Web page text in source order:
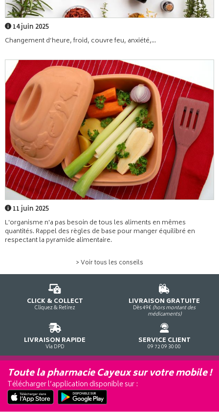
14 juin 2025
Changement d’heure, froid, couvre feu, anxiété,...
11 juin 2025
L'organisme n'a pas besoin de tous les aliments en mêmes
quantités. Rappel des règles de base pour manger équilibré en
respectant la pyramide alimentaire.
> Voir tous les conseils
CLICK & COLLECT
Cliquez & Retirez
LIVRAISON GRATUITE
Dès 49€ (hors montant des
médicaments)
LIVRAISON RAPIDE
Via DPD
SERVICE CLIENT
09 72 09 30 00
Toute la pharmacie Cayeux sur votre mobile !
Télécharger l’application disponible sur :